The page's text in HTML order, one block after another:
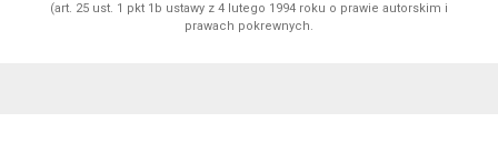
(art. 25 ust. 1 pkt 1b ustawy z 4 lutego 1994 roku o prawie autorskim i
prawach pokrewnych.